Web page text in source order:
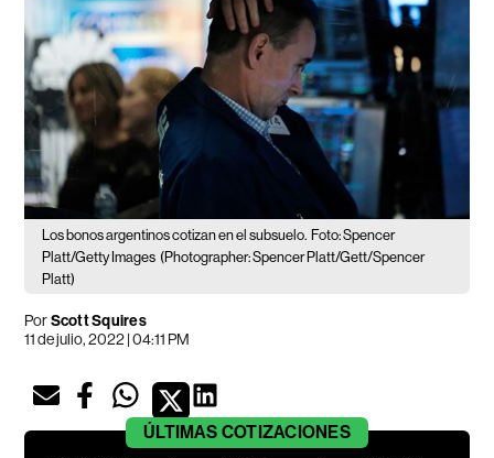
Los bonos argentinos cotizan en el subsuelo. Foto: Spencer
Platt/Getty Images (Photographer: Spencer Platt/Gett/Spencer
Platt)
PorScott Squires
11 de julio, 2022 | 04:11 PM
ÚLTIMAS COTIZACIONES